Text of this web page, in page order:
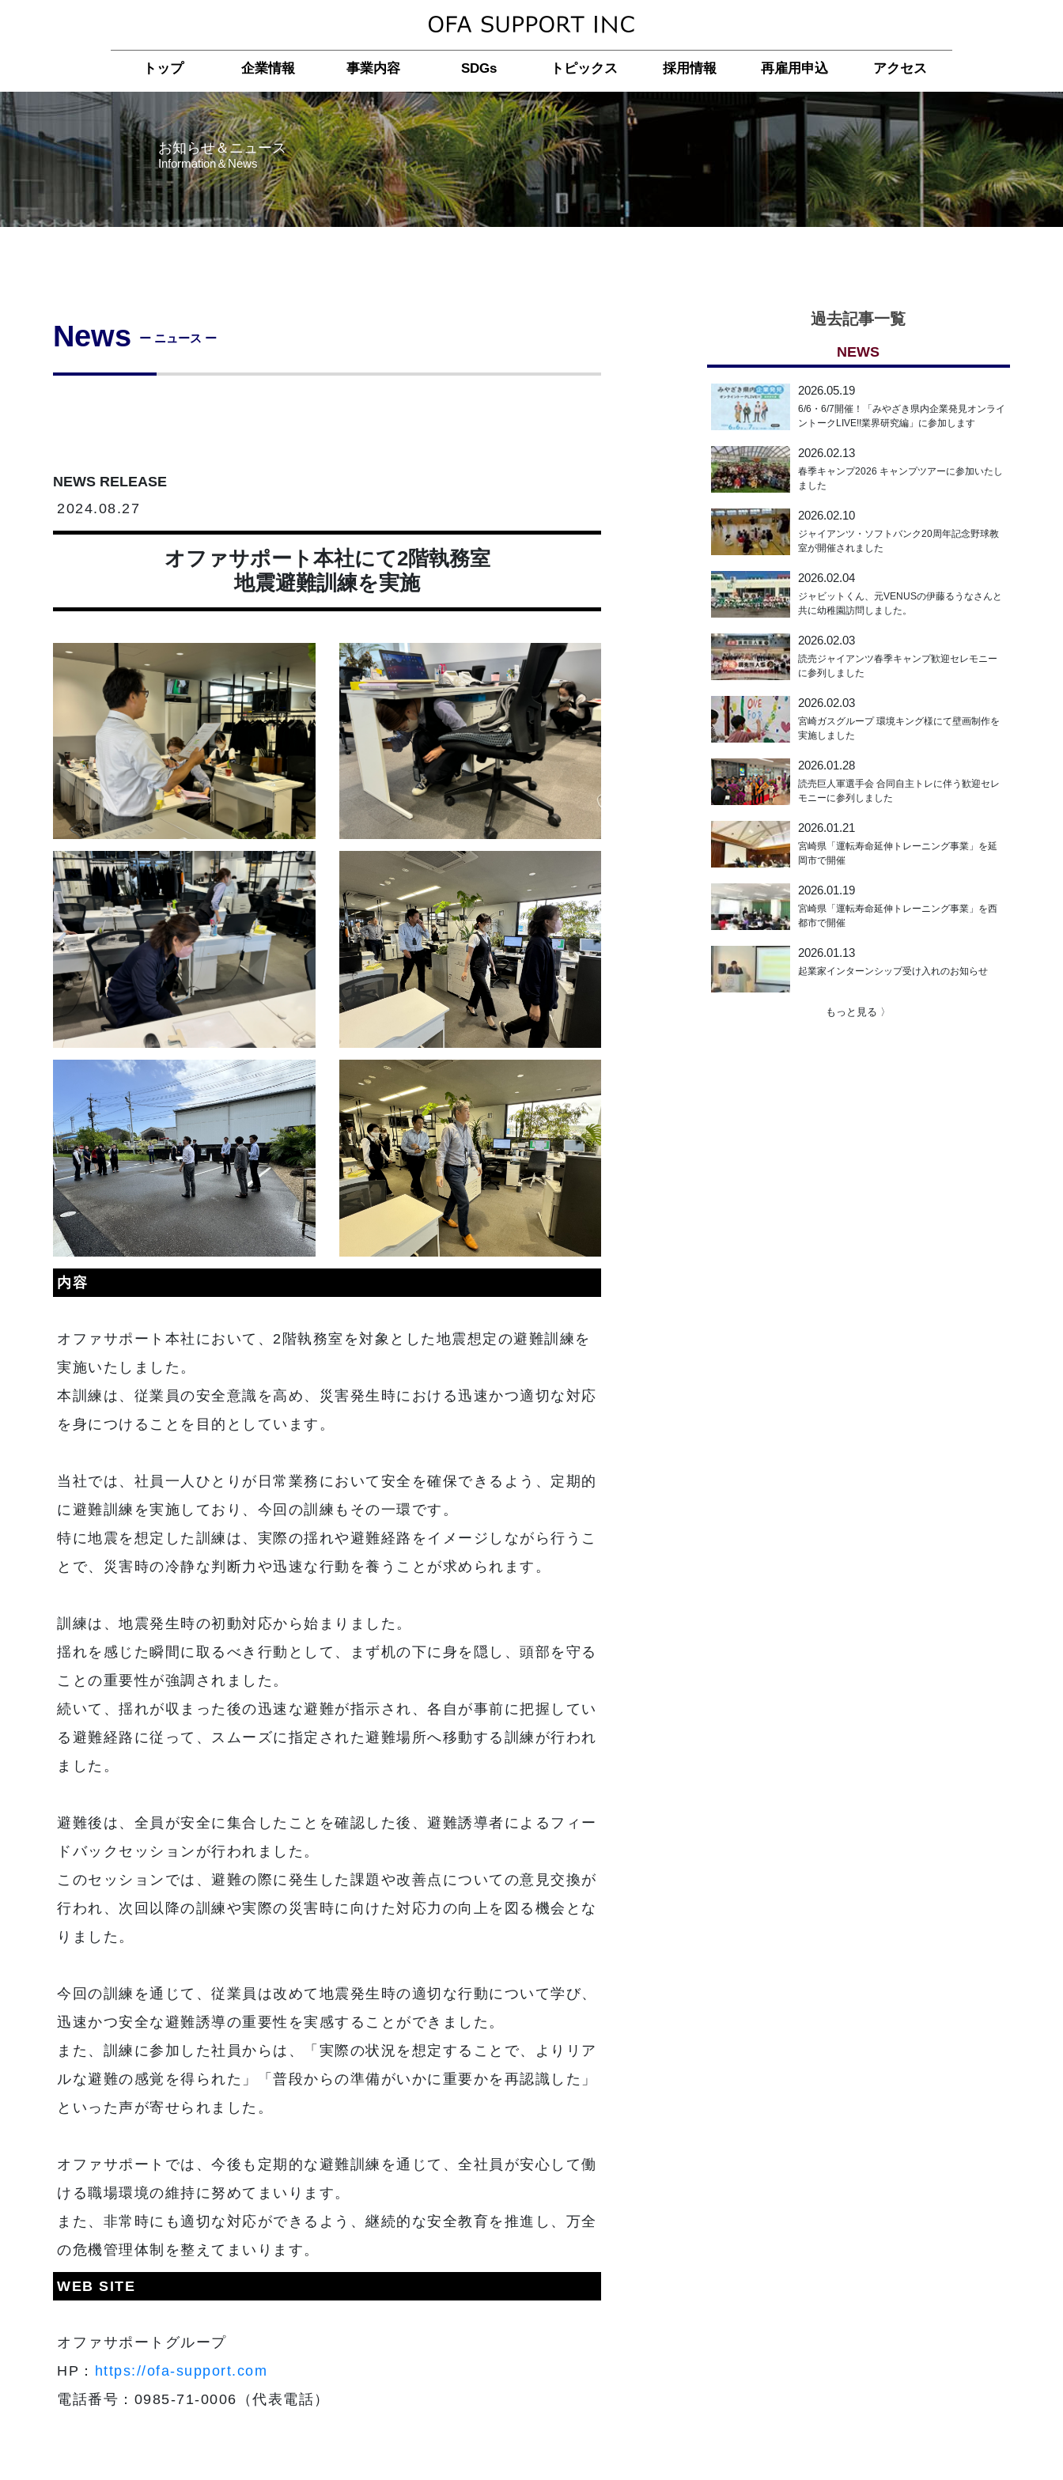
お知らせ＆ニュース
Information＆News
トップ 企業情報 事業内容 SDGs トピックス 採用情報 再雇用申込 アクセス
News ー ニュース ー
NEWS RELEASE
2024.08.27
オファサポート本社にて2階執務室
地震避難訓練を実施
内容
オファサポート本社において、2階執務室を対象とした地震想定の避難訓練を
実施いたしました。
本訓練は、従業員の安全意識を高め、災害発生時における迅速かつ適切な対応
を身につけることを目的としています。
当社では、社員一人ひとりが日常業務において安全を確保できるよう、定期的
に避難訓練を実施しており、今回の訓練もその一環です。
特に地震を想定した訓練は、実際の揺れや避難経路をイメージしながら行うこ
とで、災害時の冷静な判断力や迅速な行動を養うことが求められます。
訓練は、地震発生時の初動対応から始まりました。
揺れを感じた瞬間に取るべき行動として、まず机の下に身を隠し、頭部を守る
ことの重要性が強調されました。
続いて、揺れが収まった後の迅速な避難が指示され、各自が事前に把握してい
る避難経路に従って、スムーズに指定された避難場所へ移動する訓練が行われ
ました。
避難後は、全員が安全に集合したことを確認した後、避難誘導者によるフィー
ドバックセッションが行われました。
このセッションでは、避難の際に発生した課題や改善点についての意見交換が
行われ、次回以降の訓練や実際の災害時に向けた対応力の向上を図る機会とな
りました。
今回の訓練を通じて、従業員は改めて地震発生時の適切な行動について学び、
迅速かつ安全な避難誘導の重要性を実感することができました。
また、訓練に参加した社員からは、「実際の状況を想定することで、よりリア
ルな避難の感覚を得られた」「普段からの準備がいかに重要かを再認識した」
といった声が寄せられました。
オファサポートでは、今後も定期的な避難訓練を通じて、全社員が安心して働
ける職場環境の維持に努めてまいります。
また、非常時にも適切な対応ができるよう、継続的な安全教育を推進し、万全
の危機管理体制を整えてまいります。
WEB SITE
オファサポートグループ
HP： https://ofa-support.com
電話番号：0985-71-0006（代表電話）
過去記事一覧
NEWS
2026.05.19
6/6・6/7開催！「みやざき県内企業発見オンライ
ントークLIVE!!業界研究編」に参加します
2026.02.13
春季キャンプ2026 キャンプツアーに参加いたし
ました
2026.02.10
ジャイアンツ・ソフトバンク20周年記念野球教
室が開催されました
2026.02.04
ジャビットくん、元VENUSの伊藤るうなさんと
共に幼稚園訪問しました。
2026.02.03
読売ジャイアンツ春季キャンプ歓迎セレモニー
に参列しました
2026.02.03
宮崎ガスグループ 環境キング様にて壁画制作を
実施しました
2026.01.28
読売巨人軍選手会 合同自主トレに伴う歓迎セレ
モニーに参列しました
2026.01.21
宮崎県「運転寿命延伸トレーニング事業」を延
岡市で開催
2026.01.19
宮崎県「運転寿命延伸トレーニング事業」を西
都市で開催
2026.01.13
起業家インターンシップ受け入れのお知らせ
もっと見る 〉